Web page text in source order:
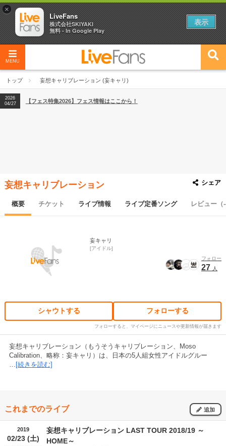
MENU
トップ 妄想キャリブレーション (妄キャリ)
2026
04/27
2026
【ライブ動員ランキング】2026年上半期編発表！
2026
04/27
【フェス特集2026】フェス情報はここから！
妄想キャリブレーション シェア
概要 チケット ライブ情報 ライブ定番ソング レビュー（
妄キャリ
アイドル
フォロー
27 人
シャウトする フォローする
フォローすると、マイページにニュースや更新情報が届きます
妄想キャリブレーション（もうそうキャリブレーション、Moso
Calibration、略称：妄キャリ）は、日本の5人組女性アイドルグルー
… [続きを読む]
これまでのライブ 追加
2019
02/23 (土)
妄想キャリブレーション LAST TOUR 2018/19 ～
HOME～
×
LiveFans
株式会社SKIYAKI
無料 - In Google Play
表示